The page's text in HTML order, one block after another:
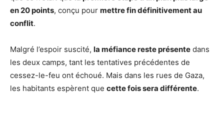
en 20 points, conçu pour mettre fin définitivement au
conflit.
Malgré l’espoir suscité, la méfiance reste présente dans
les deux camps, tant les tentatives précédentes de
cessez-le-feu ont échoué. Mais dans les rues de Gaza,
les habitants espèrent que cette fois sera différente.